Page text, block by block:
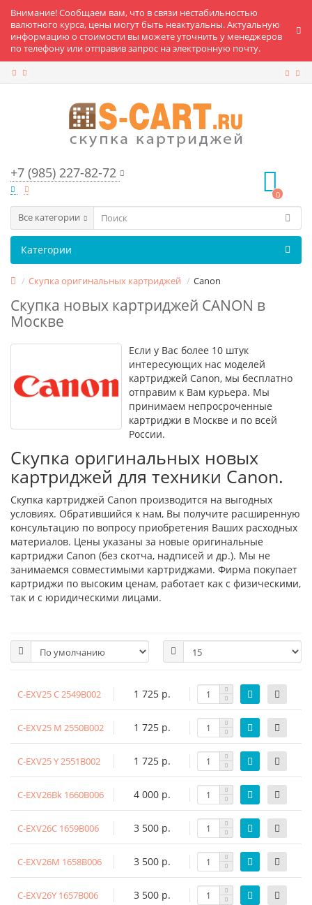
Внимание! Сообщаем вам, что в связи нестабильностью
валютного курса, цены могут быть неактуальны. Актуальную
информацию о стоимости вы можете уточнить у менеджеров
по телефону или отправив запрос на электронную почту.
+7 (985) 227-82-72
0
Все категории
Категории
Скупка оригинальных картриджей Canon
Скупка новых картриджей CANON в
Москве
Если у Вас более 10 штук
интересующих нас моделей
картриджей Canon, мы бесплатно
отправим к Вам курьера. Мы
принимаем непросроченные
картриджи в Москве и по всей
России.
Скупка оригинальных новых
картриджей для техники Canon.
Скупка картриджей Canon производится на выгодных
условиях. Обратившийся к нам, Вы получите расширенную
консультацию по вопросу приобретения Ваших расходных
материалов. Цены указаны за новые оригинальные
картриджи Canon (без скотча, надписей и др.). Мы не
занимаемся совместимыми картриджами. Фирма покупает
картриджи по высоким ценам, работает как с физическими,
так и с юридическими лицами.
C-EXV25 C 2549B002 1 725 р.
C-EXV25 M 2550B002 1 725 р.
C-EXV25 Y 2551B002 1 725 р.
C-EXV26Bk 1660B006 4 000 р.
C-EXV26C 1659B006 3 500 р.
C-EXV26M 1658B006 3 500 р.
C-EXV26Y 1657B006 3 500 р.